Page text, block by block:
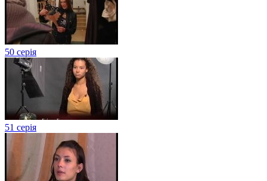
50 серія
51 серія